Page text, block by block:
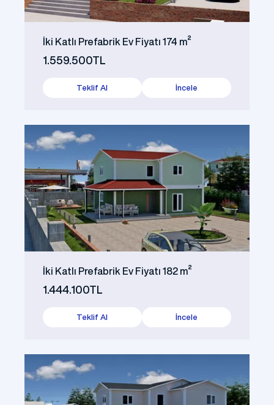
İki Katlı Prefabrik Ev Fiyatı 174 m²
1.559.500TL
Teklif Al İncele
İki Katlı Prefabrik Ev Fiyatı 182 m²
1.444.100TL
Teklif Al İncele